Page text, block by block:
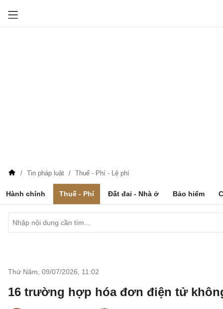
Tin pháp luật Thuế - Phí - Lệ phí
Hành chính Thuế - Phí Đất đai - Nhà ở Bảo hiểm
Thứ Năm, 09/07/2026 11:02
16 trường hợp hóa đơn điện tử